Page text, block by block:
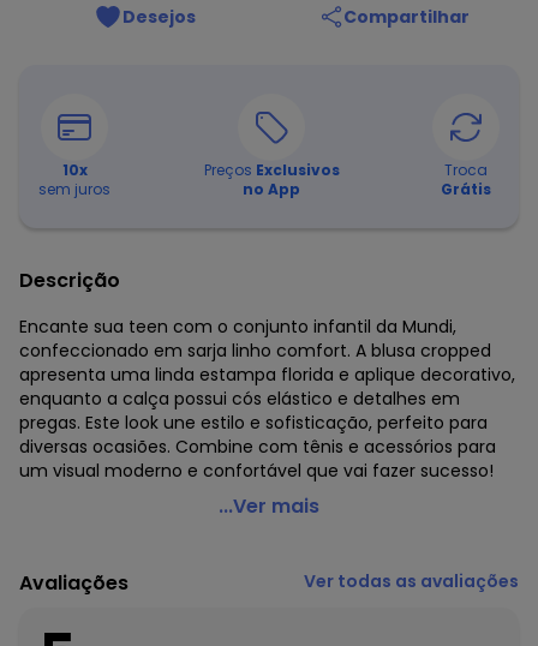
Desejos Compartilhar
10x
sem juros
Preços Exclusivos
no App
Troca
Grátis
Descrição
Encante sua teen com o conjunto infantil da Mundi,
confeccionado em sarja linho comfort. A blusa cropped
apresenta uma linda estampa florida e aplique decorativo,
enquanto a calça possui cós elástico e detalhes em
pregas. Este look une estilo e sofisticação, perfeito para
diversas ocasiões. Combine com tênis e acessórios para
um visual moderno e confortável que vai fazer sucesso!
Mundi - Conjunto Infantil Menina Floral Natural
Modelagem: Ampla
Modelo: Cropped
...Ver mais
Avaliações Ver todas as avaliações